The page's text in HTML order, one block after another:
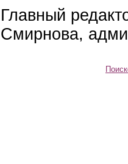
Главный
Смирнова,